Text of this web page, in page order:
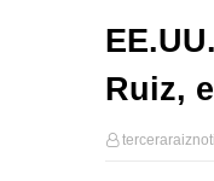
Ruiz,